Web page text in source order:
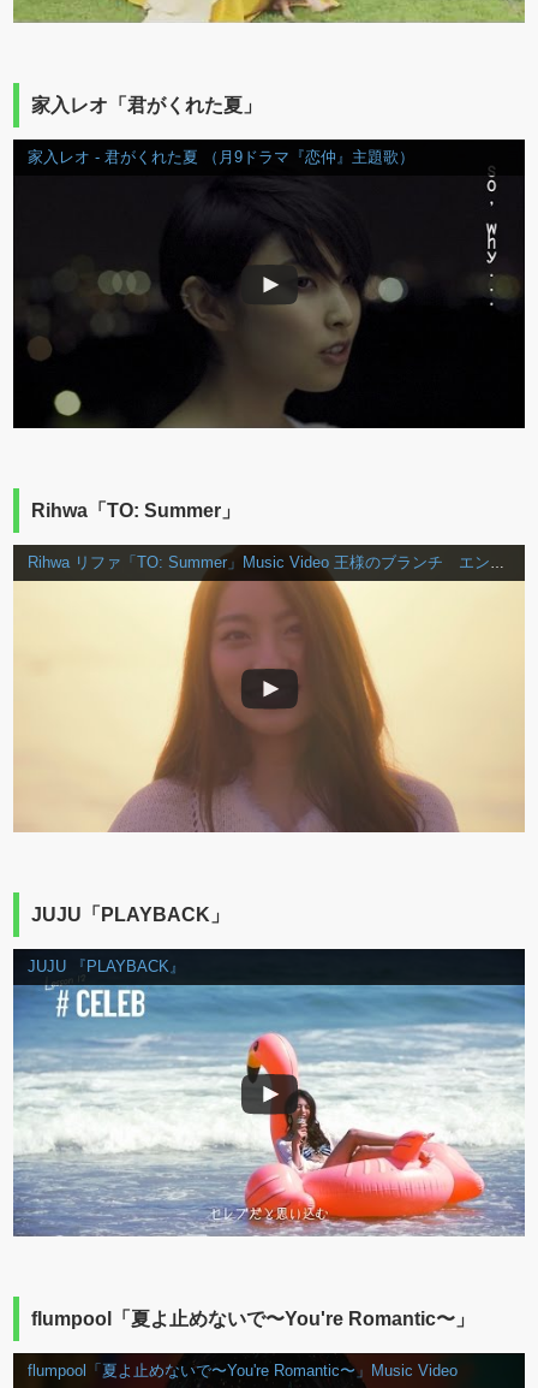
家入レオ「君がくれた夏」
家入レオ - 君がくれた夏 （月9ドラマ『恋仲』主題歌）
Rihwa「TO: Summer」
JUJU「PLAYBACK」
JUJU 『PLAYBACK』
flumpool「夏よ止めないで〜You're Romantic〜」
flumpool「夏よ止めないで〜You're Romantic〜」Music Video